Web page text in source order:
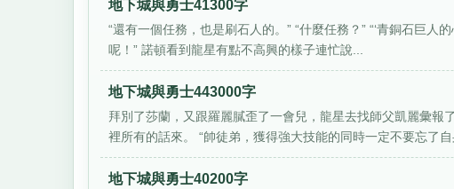
地下城與勇士41300字
“還有一個任務，也是刷石人的。” “什麼任務？” “‘青銅石巨人
呢！” 諾頓看到龍星有點不高興的樣子連忙說...
地下城與勇士443000字
拜別了莎蘭，又跟羅麗膩歪了一會兒，龍星去找師父凱麗彙
裡所有的話來。 “帥徒弟，獲得強大技能的同時一定不要忘了自
地下城與勇士40200字